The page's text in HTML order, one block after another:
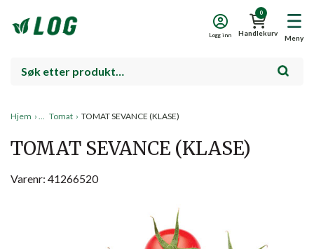
Meny
0
Handlekurv
Logg inn
Hjem › Tomat › TOMAT SEVANCE (KLASE)
TOMAT SEVANCE (KLASE)
Varenr: 41266520